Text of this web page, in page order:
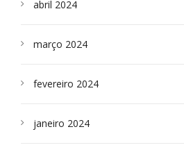
abril 2024
março 2024
fevereiro 2024
janeiro 2024